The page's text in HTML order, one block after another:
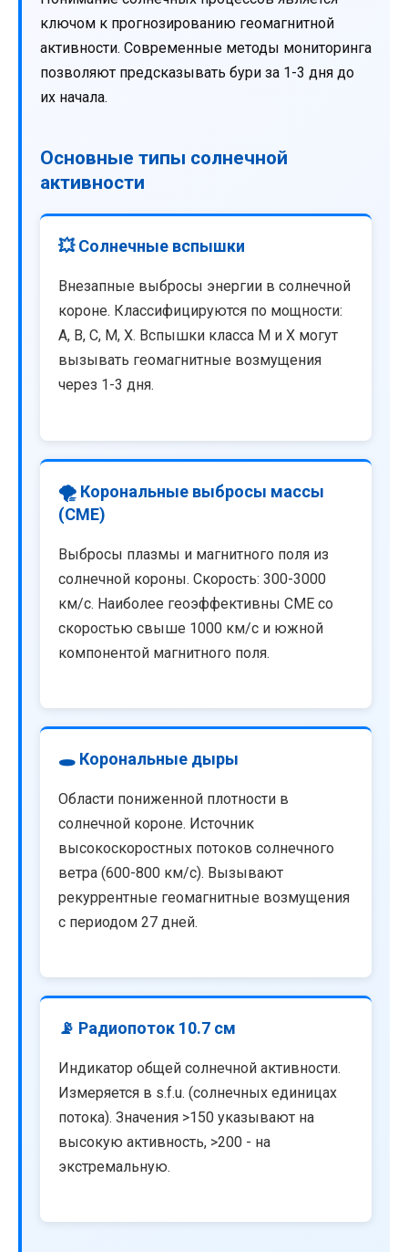
ключом к прогнозированию геомагнитной
активности. Современные методы мониторинга
позволяют предсказывать бури за 1-3 дня до
их начала.
Основные типы солнечной
активности
💥 Солнечные вспышки
Внезапные выбросы энергии в солнечной
короне. Классифицируются по мощности:
A, B, C, M, X. Вспышки класса M и X могут
вызывать геомагнитные возмущения
через 1-3 дня.
🌪️ Корональные выбросы массы
(CME)
Выбросы плазмы и магнитного поля из
солнечной короны. Скорость: 300-3000
км/с. Наиболее геоэффективны CME со
скоростью свыше 1000 км/с и южной
компонентой магнитного поля.
🕳️ Корональные дыры
Области пониженной плотности в
солнечной короне. Источник
высокоскоростных потоков солнечного
ветра (600-800 км/с). Вызывают
рекуррентные геомагнитные возмущения
с периодом 27 дней.
📡 Радиопоток 10.7 см
Индикатор общей солнечной активности.
Измеряется в s.f.u. (солнечных единицах
потока). Значения >150 указывают на
высокую активность, >200 - на
экстремальную.